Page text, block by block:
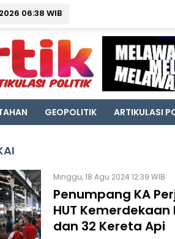
06:38 WIB
GEOPOLITIK ARTIKULASI
Minggu, 18 Agu 2024 12:39 WIB
Penumpang KA
HUT Kemerdekaan
dan 32 Kereta Api